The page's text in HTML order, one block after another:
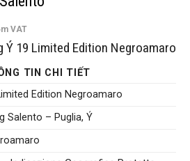
VAT
Ý 19 Limited Edition Negroamaro
TIN CHI TIẾT
Edition Negroamaro
Salento – Puglia, Ý